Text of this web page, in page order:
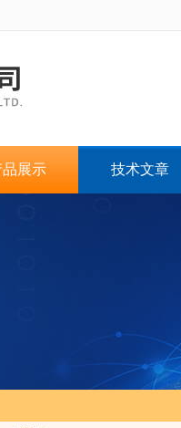
品展示 技术文章